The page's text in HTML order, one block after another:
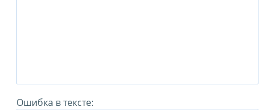
Ошибка в тексте: